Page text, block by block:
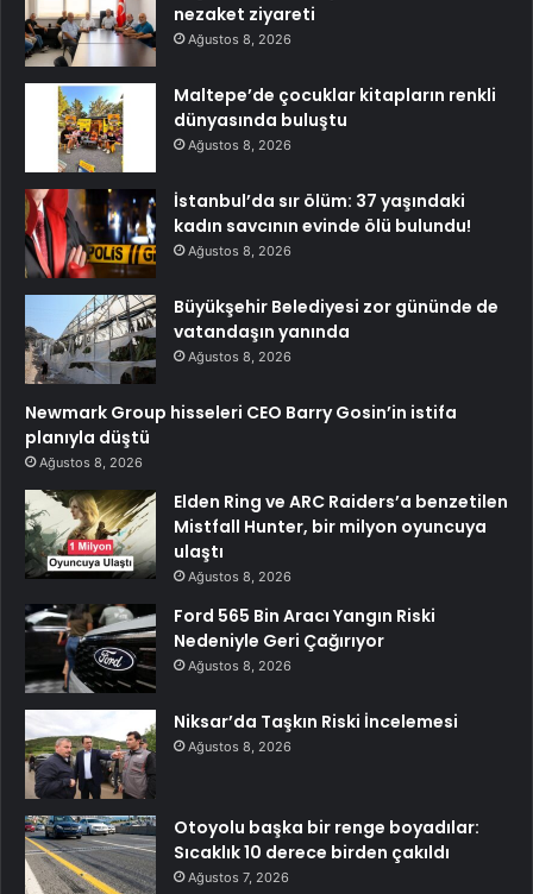
nezaket ziyareti
Ağustos 8, 2026
Maltepe’de çocuklar kitapların renkli
dünyasında buluştu
Ağustos 8, 2026
İstanbul’da sır ölüm: 37 yaşındaki
kadın savcının evinde ölü bulundu!
Ağustos 8, 2026
Büyükşehir Belediyesi zor gününde de
vatandaşın yanında
Ağustos 8, 2026
Newmark Group hisseleri CEO Barry Gosin’in istifa
planıyla düştü
Ağustos 8, 2026
Elden Ring ve ARC Raiders’a benzetilen
Mistfall Hunter, bir milyon oyuncuya
ulaştı
Ağustos 8, 2026
Ford 565 Bin Aracı Yangın Riski
Nedeniyle Geri Çağırıyor
Ağustos 8, 2026
Niksar’da Taşkın Riski İncelemesi
Ağustos 8, 2026
Otoyolu başka bir renge boyadılar:
Sıcaklık 10 derece birden çakıldı
Ağustos 7, 2026